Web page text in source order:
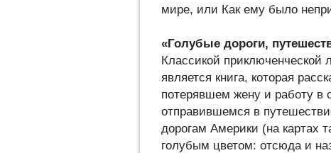
мире, или Как ему было
«Голубые дороги,
Классикой приключенческой
является книга, которая
потерявшем жену и работу в
отправившемся в
дорогам Америки (на картах
голубым цветом: отсюда и